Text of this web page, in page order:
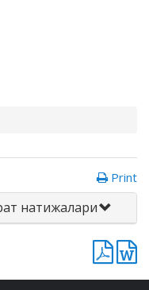
Print
натижалари